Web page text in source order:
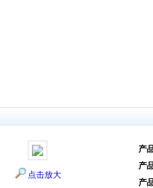
点击放大
产
产
产